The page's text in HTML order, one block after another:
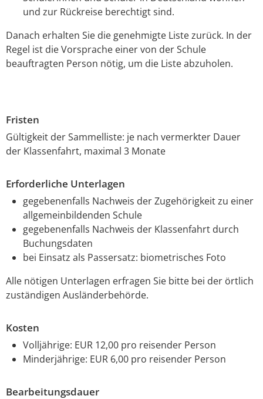
und zur Rückreise berechtigt sind.
Danach erhalten Sie die genehmigte Liste zurück. In der
Regel ist die Vorsprache einer von der Schule
beauftragten Person nötig, um die Liste abzuholen.
Fristen
Gültigkeit der Sammelliste: je nach vermerkter Dauer
der Klassenfahrt, maximal 3 Monate
Erforderliche Unterlagen
gegebenenfalls Nachweis der Zugehörigkeit zu einer
allgemeinbildenden Schule
gegebenenfalls Nachweis der Klassenfahrt durch
Buchungsdaten
bei Einsatz als Passersatz: biometrisches Foto
Alle nötigen Unterlagen erfragen Sie bitte bei der örtlich
zuständigen Ausländerbehörde.
Kosten
Volljährige: EUR 12,00 pro reisender Person
Minderjährige: EUR 6,00 pro reisender Person
Bearbeitungsdauer